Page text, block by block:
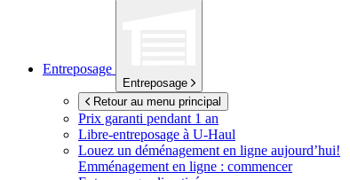
Entreposage
Entreposage
Retour au menu principal
Prix garanti pendant 1 an
Libre-entreposage à U-Haul
Louez un déménagement en ligne aujourd’hui!
Emménagement en ligne : commencer